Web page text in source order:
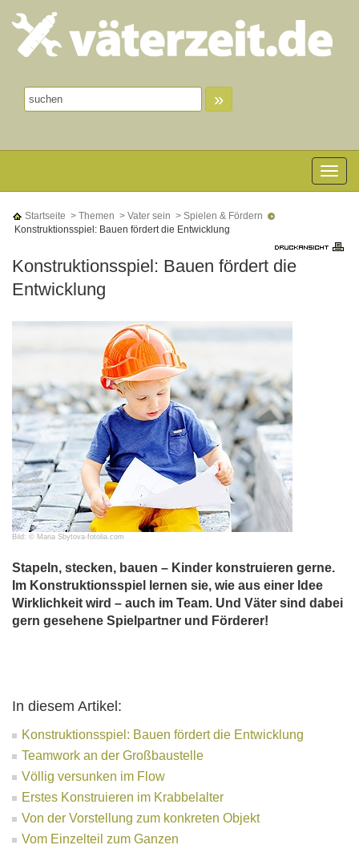
»
Toggle
Startseite > Themen > Vater sein > Spielen & Fördern
Konstruktionsspiel: Bauen fördert die Entwicklung
Konstruktionsspiel: Bauen fördert die
Entwicklung
Bild: © Maria Sbytova-fotolia.com
Stapeln, stecken, bauen – Kinder konstruieren gerne.
Im Konstruktionsspiel lernen sie, wie aus einer Idee
Wirklichkeit wird – auch im Team. Und Väter sind dabei
gern gesehene Spielpartner und Förderer!
In diesem Artikel:
Konstruktionsspiel: Bauen fördert die Entwicklung
Teamwork an der Großbaustelle
Völlig versunken im Flow
Erstes Konstruieren im Krabbelalter
Von der Vorstellung zum konkreten Objekt
Vom Einzelteil zum Ganzen